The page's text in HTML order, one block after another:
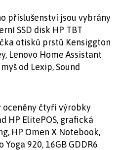
příslušenství jsou vybrány
SSD disk HP TBT
otisků prstů Kensiggton
Lenovo Home Assistant
od Lexip, Sound
čtyři výrobky
HP ElitePOS, grafická
HP Omen X Notebook,
Yoga 920, 16GB GDDR6